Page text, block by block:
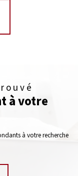
à votre
à votre recherche